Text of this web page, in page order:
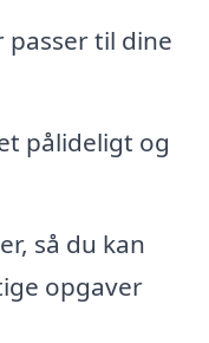
passer til dine
pålideligt og
så du kan
opgaver